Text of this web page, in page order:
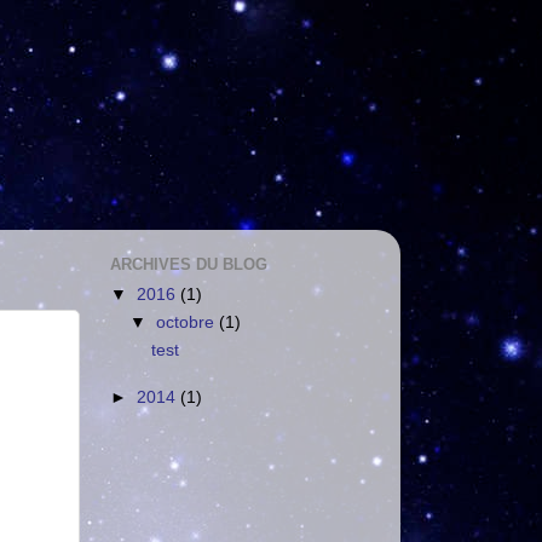
ARCHIVES DU BLOG
▼ 2016 (1)
▼octobre (1)
test
► 2014 (1)